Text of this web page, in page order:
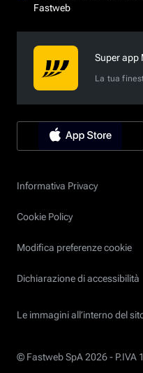
Fastweb
Super app
La tua
Informativa Privacy
Cookie Policy
Modifica preferenze cookie
Dichiarazione di accessibilità
Le immagini all’interno del
© Fastweb SpA 2026 - P.IVA